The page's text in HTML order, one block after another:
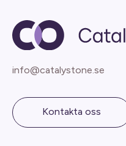
info@catalystone.se
Kontakta oss